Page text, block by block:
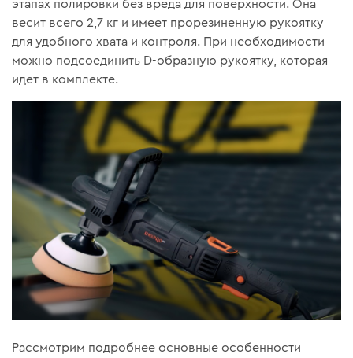
этапах полировки без вреда для поверхности. Она
весит всего 2,7 кг и имеет прорезиненную рукоятку
для удобного хвата и контроля. При необходимости
можно подсоединить D-образную рукоятку, которая
идет в комплекте.
Рассмотрим подробнее основные особенности